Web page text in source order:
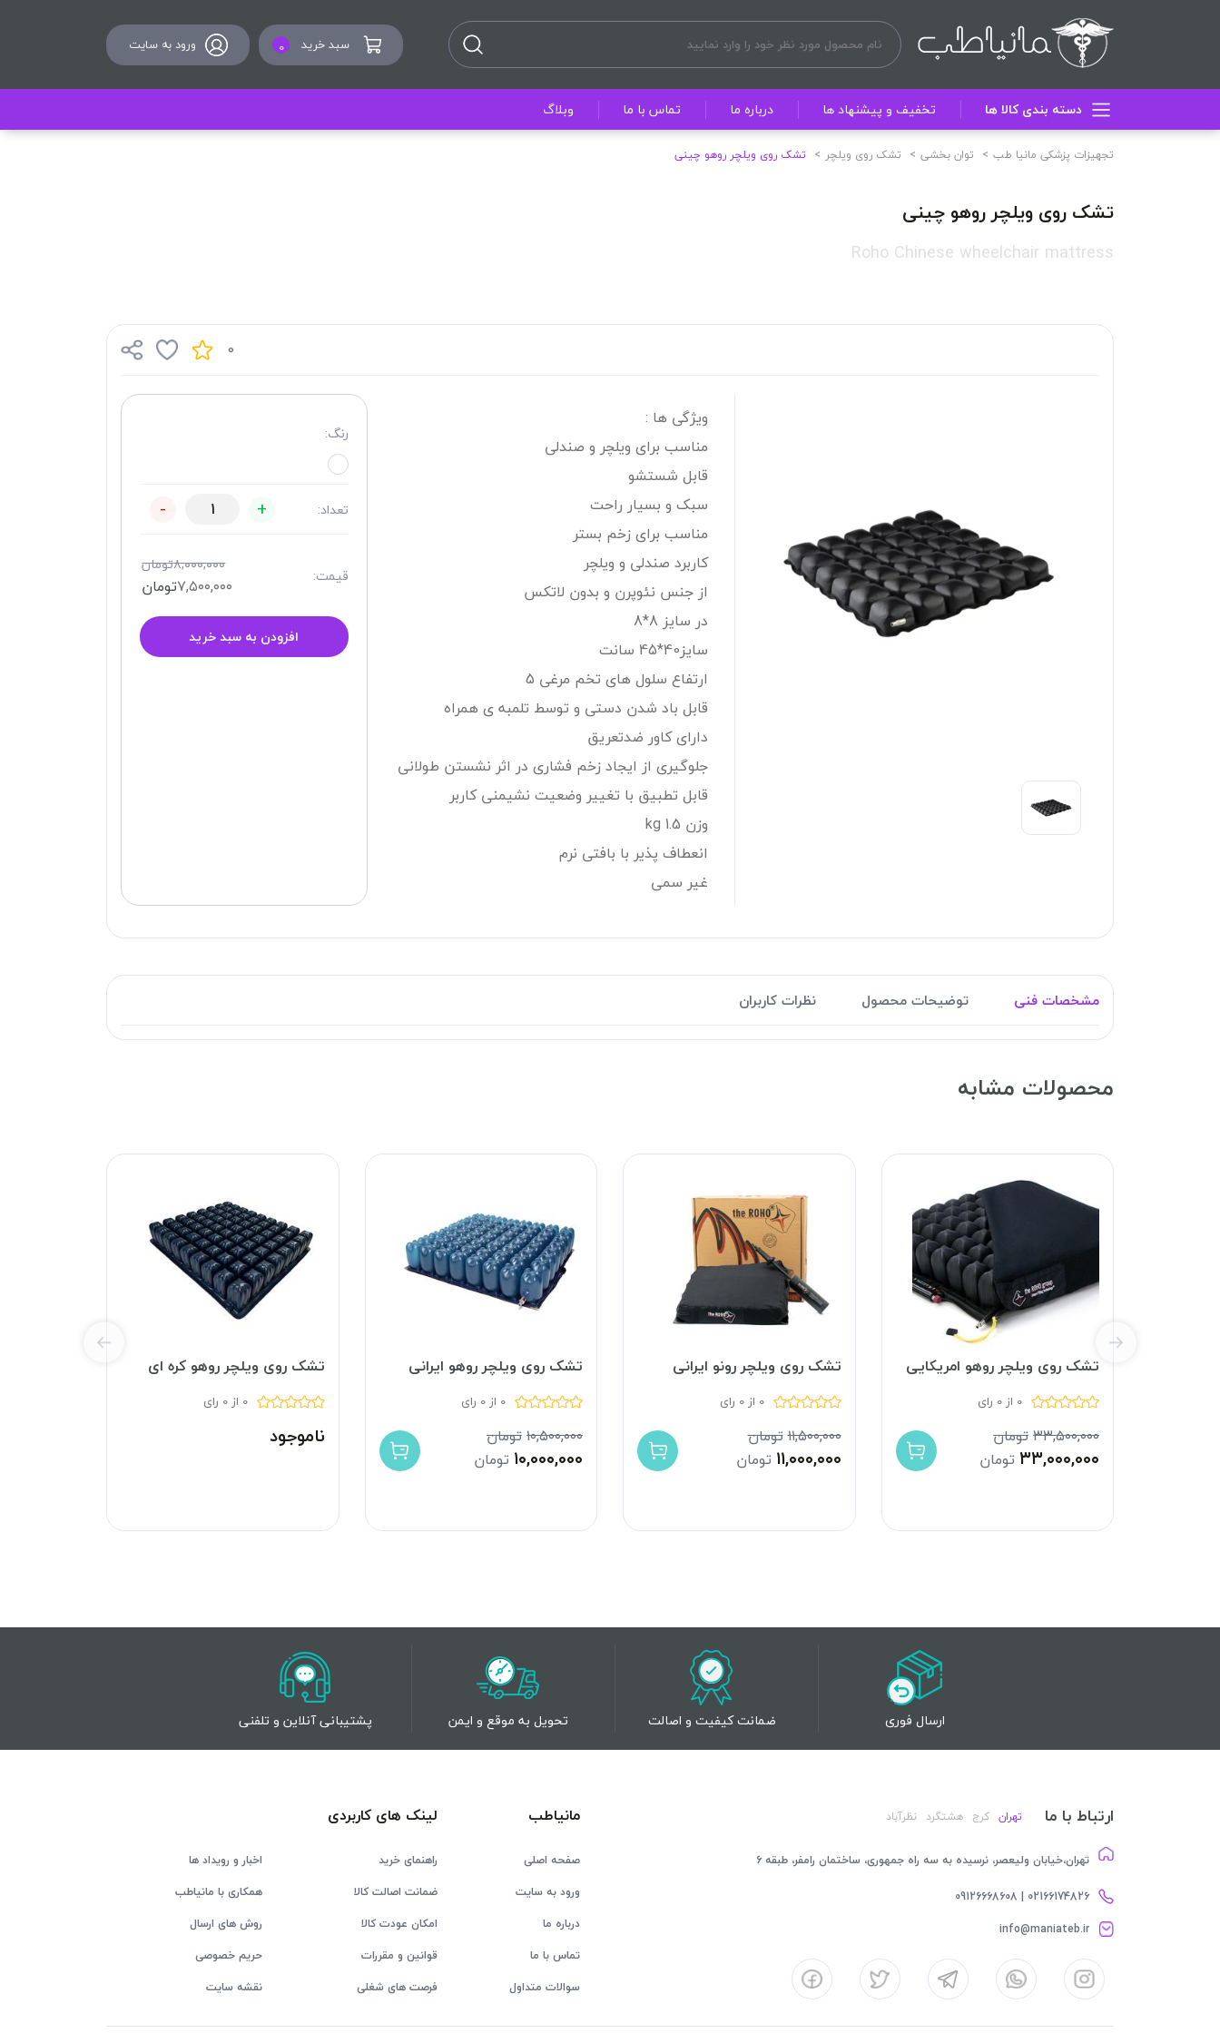
سبد خرید 0 ورود به سایت
دسته بندی کالا ها تخفیف و پیشنهاد ها درباره ما تماس با ما وبلاگ
تجهیزات پزشکی مانیا طب توان بخشی تشک روی ویلچر تشک روی ویلچر روهو چینی
تشک روی ویلچر روهو چینی
Roho Chinese wheelchair mattress
0
ویژگی ها :
مناسب برای ویلچر و صندلی
قابل شستشو
سبک و بسیار راحت
مناسب برای زخم بستر
کاربرد صندلی و ویلچر
از جنس نئوپرن و بدون لاتکس
در سایز 8*8
سایز40*45 سانت
ارتفاع سلول های تخم مرغی 5
قابل باد شدن دستی و توسط تلمبه ی همراه
دارای کاور ضدتعریق
جلوگیری از ایجاد زخم فشاری در اثر نشستن طولانی
قابل تطبیق با تغییر وضعیت نشیمنی کاربر
وزن 1.5 kg
انعطاف پذیر با بافتی نرم
غیر سمی
رنگ:
تعداد: +
-
قیمت: ۸,۰۰۰,۰۰۰تومان
۷,۵۰۰,۰۰۰تومان
افزودن به سبد خرید
مشخصات فنی توضیحات محصول نظرات کاربران
محصولات مشابه
تشک روی ویلچر روهو امریکایی
0 از 0 رای
۳۳,۵۰۰,۰۰۰تومان
۳۳,۰۰۰,۰۰۰ تومان
تشک روی ویلچر رونو ایرانی
0 از 0 رای
۱۱,۵۰۰,۰۰۰تومان
۱۱,۰۰۰,۰۰۰ تومان
تشک روی ویلچر روهو ایرانی
0 از 0 رای
۱۰,۵۰۰,۰۰۰تومان
۱۰,۰۰۰,۰۰۰ تومان
تشک روی ویلچر روهو کره ای
0 از 0 رای
ناموجود
ارسال فوری ضمانت کیفیت و اصالت تحویل به موقع و ایمن پشتیبانی آنلاین و تلفنی
ارتباط با ما تهران کرج هشتگرد نظرآباد
تهران،خیابان ولیعصر، نرسیده به سه راه جمهوری، ساختمان رامفر، طبقه 6
02166174826 | 09126668608
info@maniateb.ir
مانیاطب
صفحه اصلی
ورود به سایت
درباره ما
تماس با ما
سوالات متداول
لینک های کاربردی
راهنمای خرید
اخبار و رویداد ها
ضمانت اصالت کالا
همکاری با مانیاطب
امکان عودت کالا
روش های ارسال
قوانین و مقررات
حریم خصوصی
فرصت های شغلی
نقشه سایت